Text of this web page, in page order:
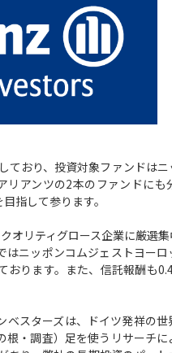
おり、投資対象ファンドは
アンツの2本のファンドにも
指して参ります。
リティグロース企業に厳選
ニッポンコムジェストヨー
ります。また、信託報酬も
スターズは、ドイツ発祥の
・調査）足を使うリサーチ